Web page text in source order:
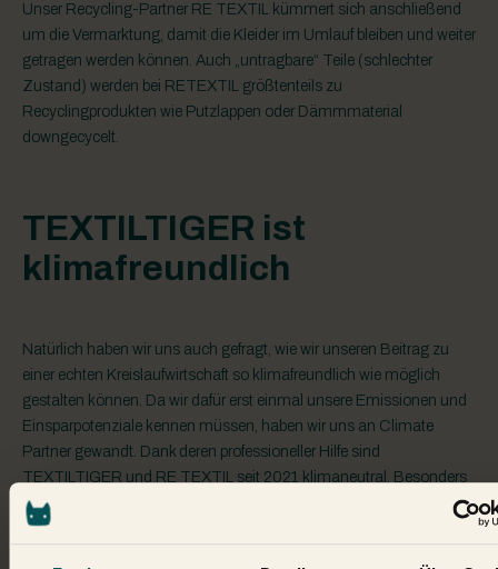
Unser Recycling-Partner RE TEXTIL kümmert sich anschließend
um die Vermarktung, damit die Kleider im Umlauf bleiben und weiter
getragen werden können. Auch „untragbare“ Teile (schlechter
Zustand) werden bei RETEXTIL größtenteils zu
Recyclingprodukten wie Putzlappen oder Dämmmaterial
downgecycelt.
TEXTILTIGER ist
klimafreundlich
Natürlich haben wir uns auch gefragt, wie wir unseren Beitrag zu
einer echten Kreislaufwirtschaft so klimafreundlich wie möglich
gestalten können. Da wir dafür erst einmal unsere Emissionen und
Einsparpotenziale kennen müssen, haben wir uns an Climate
Partner gewandt. Dank deren professioneller Hilfe sind
TEXTILTIGER und RE TEXTIL seit 2021 klimaneutral. Besonders
wichtig hierfür ist, dass wir für unsere Fahrten ausschließlich
Lastenräder und Elektrofahrzeuge nutzen. Emissionen, die wir